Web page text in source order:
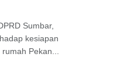
Sumbar,
kesiapan
Pekan...